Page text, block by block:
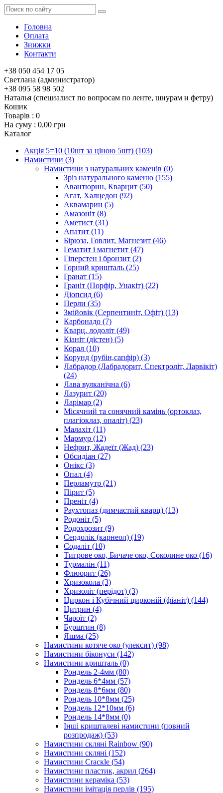
Головна
Оплата
Знижки
Контакти
+38 050 454 17 05
Светлана (администратор)
+38 095 58 98 502
Наталья (специалист по вопросам по ленте, шнурам и фетру)
Кошик
Товарів : 0
На суму : 0,00 грн
Каталог
Акція 5=10 (10шт за ціною 5шт) (103)
Намистини (3)
Намистини з натуральних каменів (0)
Зріз натурального каменю (155)
Авантюрин, Кварцит (50)
Агат, Халцедон (92)
Аквамарин (5)
Амазоніт (8)
Аметист (31)
Апатит (11)
Бірюза, Говлит, Магнезит (46)
Гематит і магнетит (47)
Гіперстен і бронзит (2)
Горний кришталь (25)
Гранат (15)
Граніт (Порфір, Унакіт) (22)
Діопсид (6)
Перли (35)
Змійовік (Серпентиніт, Офіт) (13)
Карбонадо (7)
Кварц, лодоліт (49)
Кіаніт (дістен) (5)
Корал (10)
Корунд (рубін,сапфір) (3)
Лабрадор (Лабрадорит, Спектроліт, Ларвікіт)
(24)
Лава вулканічна (6)
Лазурит (20)
Ларімар (2)
Місячний та сонячний камінь (ортоклаз,
плагіоклаз, опаліт) (23)
Малахіт (11)
Мармур (12)
Нефрит, Жадеїт (Жад) (23)
Обсидіан (27)
Онікс (3)
Опал (4)
Перламутр (21)
Пірит (5)
Преніт (4)
Раухтопаз (димчастий кварц) (13)
Родоніт (5)
Родохрозит (9)
Сердолік (карнеол) (19)
Содаліт (10)
Тигрове око, Бичаче око, Соколине око (16)
Турмалін (11)
Флюорит (26)
Хризокола (3)
Хризоліт (перідот) (3)
Циркон і Кубічний цирконій (фіаніт) (144)
Цитрин (4)
Чароїт (2)
Бурштин (8)
Яшма (25)
Намистини котяче око (улексит) (98)
Намистини біконуси (142)
Намистини кришталь (0)
Рондель 2-4мм (80)
Рондель 6*4мм (57)
Рондель 8*6мм (80)
Рондель 10*8мм (25)
Рондель 12*10мм (6)
Рондель 14*8мм (0)
Інші кришталеві намистини (повний
розпродаж) (53)
Намистини скляні Rainbow (90)
Намистини скляні (152)
Намистини Cracкle (54)
Намистини пластик, акрил (264)
Намистини кераміка (53)
Намистини імітація перлів (195)